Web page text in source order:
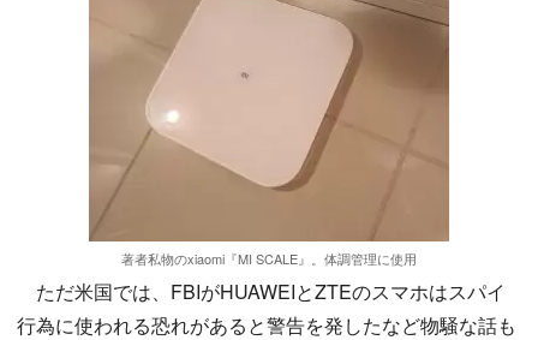
著者私物のxiaomi『MI SCALE』。体調管理に使用
ただ米国では、FBIがHUAWEIとZTEのスマホはスパイ
行為に使われる恐れがあると警告を発したなど物騒な話も